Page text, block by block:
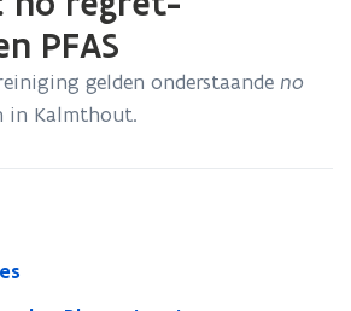
PFAS
gelden onderstaande no
in Kalmthout.